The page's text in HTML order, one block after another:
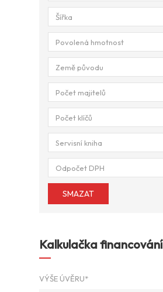
Šířka
Povolená hmotnost
Země původu
Počet majitelů
Počet klíčů
Servisní kniha
Odpočet DPH
SMAZAT
Kalkulačka financování
VÝŠE ÚVĚRU*